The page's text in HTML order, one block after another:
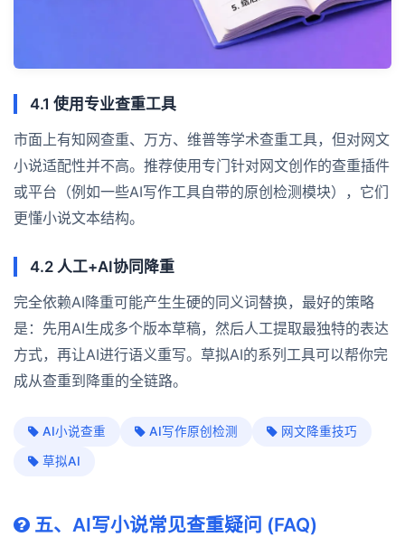
4.1 使用专业查重工具
市面上有知网查重、万方、维普等学术查重工具，但对网文
小说适配性并不高。推荐使用专门针对网文创作的查重插件
或平台（例如一些AI写作工具自带的原创检测模块），它们
更懂小说文本结构。
4.2 人工+AI协同降重
完全依赖AI降重可能产生生硬的同义词替换，最好的策略
是：先用AI生成多个版本草稿，然后人工提取最独特的表达
方式，再让AI进行语义重写。草拟AI的系列工具可以帮你完
成从查重到降重的全链路。
AI小说查重 AI写作原创检测 网文降重技巧
草拟AI
五、AI写小说常见查重疑问 (FAQ)